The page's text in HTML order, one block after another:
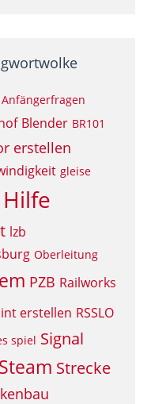
Anfängerfragen
Blender BR101
erstellen
gleise
Hilfe
lzb
Oberleitung
PZB Railworks
erstellen RSSLO
spiel Signal
Steam Strecke